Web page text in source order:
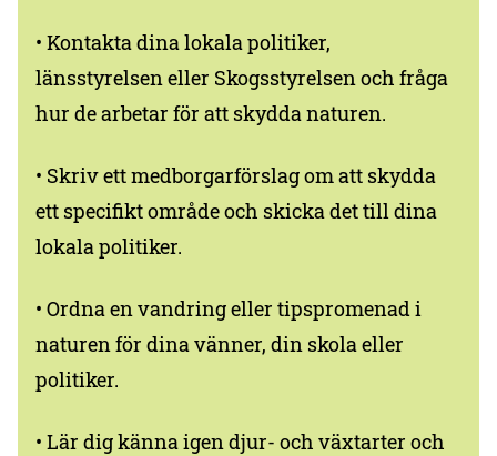
• Kontakta dina lokala politiker,
länsstyrelsen eller Skogsstyrelsen och fråga
hur de arbetar för att skydda naturen.
• Skriv ett medborgarförslag om att skydda
ett specifikt område och skicka det till dina
lokala politiker.
• Ordna en vandring eller tipspromenad i
naturen för dina vänner, din skola eller
politiker.
• Lär dig känna igen djur- och växtarter och